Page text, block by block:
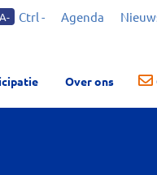
A- Ctrl - Agenda
Over ons